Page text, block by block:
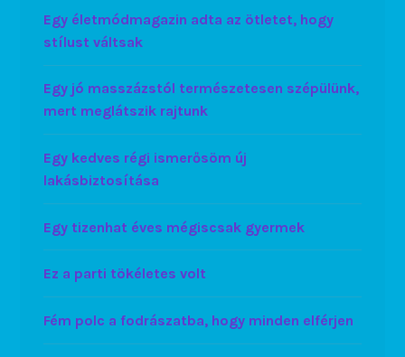
Egy életmódmagazin adta az ötletet, hogy
stílust váltsak
Egy jó masszázstól természetesen szépülünk,
mert meglátszik rajtunk
Egy kedves régi ismerősöm új
lakásbiztosítása
Egy tizenhat éves mégiscsak gyermek
Ez a parti tökéletes volt
Fém polc a fodrászatba, hogy minden elférjen